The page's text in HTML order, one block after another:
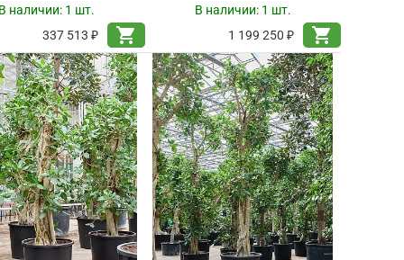
наличии: 1 шт.
337 513 ₽
shopping_cart
В наличии: 1 шт.
1 199 250 ₽
shopping_cart